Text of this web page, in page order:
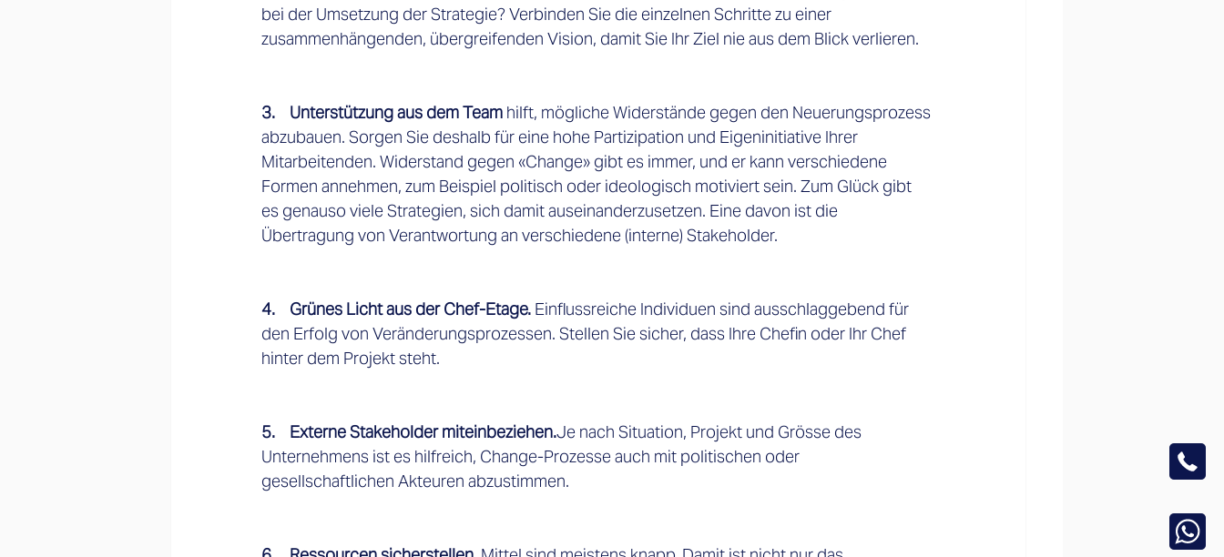
bei der Umsetzung der Strategie? Verbinden Sie die einzelnen Schritte zu einer
zusammenhängenden, übergreifenden Vision, damit Sie Ihr Ziel nie aus dem Blick verlieren.
3.    Unterstützung aus dem Team hilft, mögliche Widerstände gegen den Neuerungsprozess
abzubauen. Sorgen Sie deshalb für eine hohe Partizipation und Eigeninitiative Ihrer
Mitarbeitenden. Widerstand gegen «Change» gibt es immer, und er kann verschiedene
Formen annehmen, zum Beispiel politisch oder ideologisch motiviert sein. Zum Glück gibt
es genauso viele Strategien, sich damit auseinanderzusetzen. Eine davon ist die
Übertragung von Verantwortung an verschiedene (interne) Stakeholder.
4.    Grünes Licht aus der Chef-Etage. Einflussreiche Individuen sind ausschlaggebend für
den Erfolg von Veränderungsprozessen. Stellen Sie sicher, dass Ihre Chefin oder Ihr Chef
hinter dem Projekt steht.
5.    Externe Stakeholder miteinbeziehen.Je nach Situation, Projekt und Grösse des
Unternehmens ist es hilfreich, Change-Prozesse auch mit politischen oder
gesellschaftlichen Akteuren abzustimmen.